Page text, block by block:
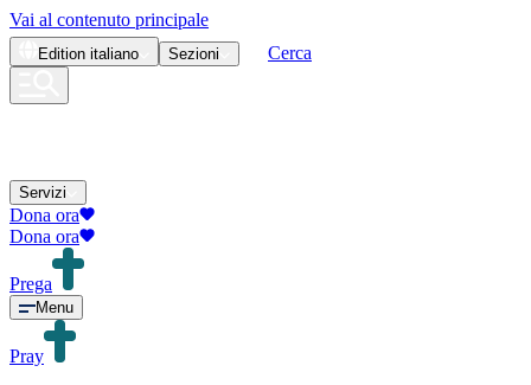
Vai al contenuto principale
Edition italiano Sezioni Cerca
Servizi
Dona ora
Dona ora
Prega
Menu
Pray